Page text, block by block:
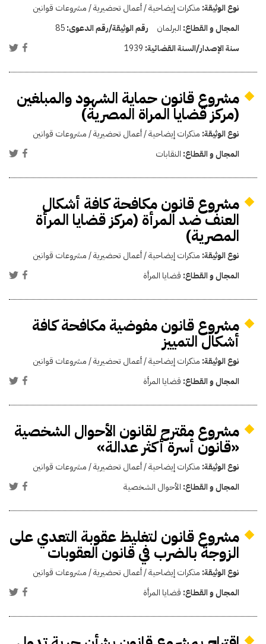
نوع الوثيقة: مذكرات إيضاحية / أعمال تحضيرية / مشروعات قوانين
المجال و القطاع: البرلمان رقم الوثيقة/رقم الدعوى:85
سنة الإصدار/السنة القضائية: 1939
مشروع قانون حماية الشهود والمبلغين
(مركز قضايا المراة المصرية)
نوع الوثيقة: مذكرات إيضاحية / أعمال تحضيرية / مشروعات قوانين
المجال و القطاع: النقابات
مشروع قانون مكافحة كافة أشكال
العنف ضد المرأة (مركز قضايا المرأة
المصرية)
نوع الوثيقة: مذكرات إيضاحية / أعمال تحضيرية / مشروعات قوانين
المجال و القطاع: قضايا المرأة
مشروع قانون مفوضية مكافحة كافة
أشكال التمييز
نوع الوثيقة: مذكرات إيضاحية / أعمال تحضيرية / مشروعات قوانين
المجال و القطاع: قضايا المرأة
مشروع مقترح لقانون الأحوال الشخصية
«قانون أسرة أكثر عدالة»
نوع الوثيقة: مذكرات إيضاحية / أعمال تحضيرية / مشروعات قوانين
المجال و القطاع: الأحوال الشخصية
مشروع قانون لتغليظ عقوبة التعدي على
الزوجة بالضرب في قانون العقوبات
نوع الوثيقة: مذكرات إيضاحية / أعمال تحضيرية / مشروعات قوانين
المجال و القطاع: قضايا المرأة